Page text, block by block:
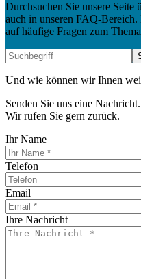
Durchsuchen Sie unsere Seite
auch in unseren FAQ-
auf häufige Fragen zum
Und wie können wir Ihnen
Senden Sie uns eine Nachricht.
Wir rufen Sie gern zurück.
Ihr Name
Telefon
Email
Ihre Nachricht